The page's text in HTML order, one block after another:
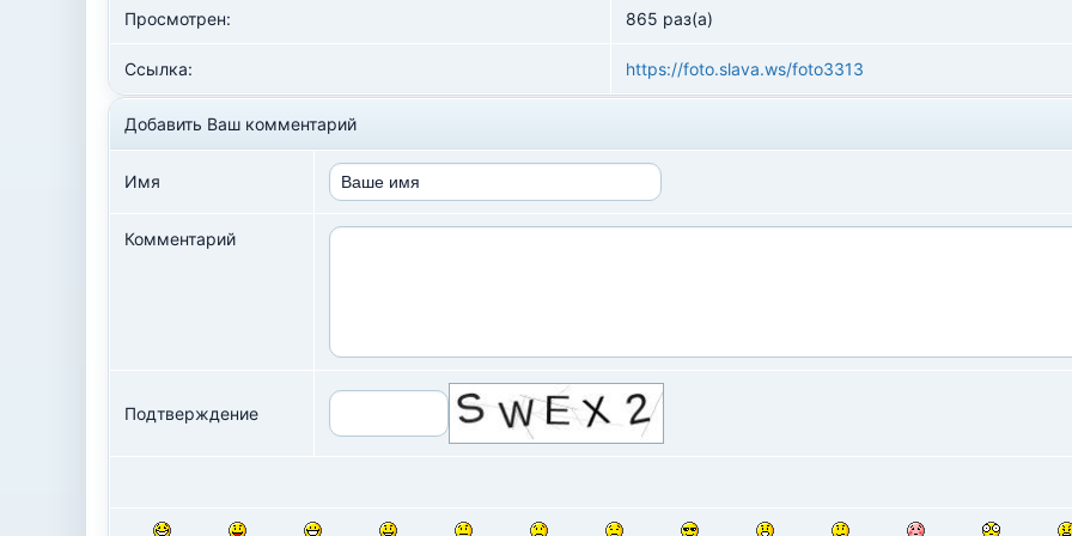
Просмотрен: 865 раз(а)
Ссылка: https://foto.slava.ws/foto3313
Добавить Ваш комментарий
Имя
Комментарий
Подтверждение